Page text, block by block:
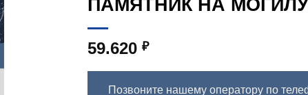
ПАМЯТНИК НА МОГИЛУ
59.620 ₽
Позвоните нашему оператору по